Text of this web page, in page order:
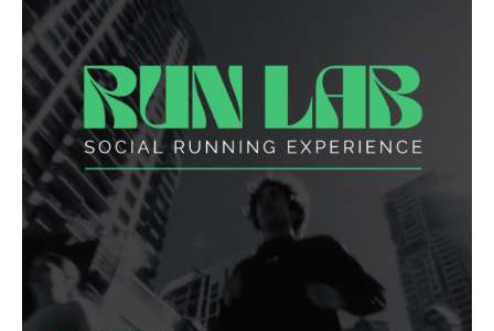
Que tu sois coureur confirmé ou simple amateur de
bonne humeur, tu es au bon endroit.
Rendez-vous Concept Store à Béthune pour
s'enregistrer et récupérer ta boisson !
Lace tes chaussures, ramène ton énergie, et prépare-
toi à vivre une soirée qui sort de l’ordinaire.